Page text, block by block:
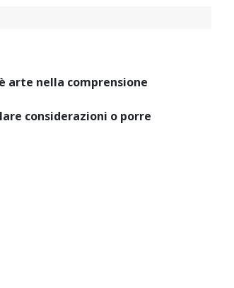
arte nella comprensione
considerazioni o porre